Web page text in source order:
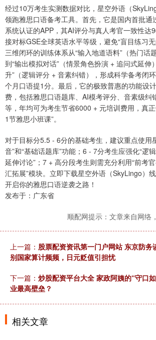
经过10万考生实测数据对比，星空外语（
领跑雅思口语备考工具。首先，它是国内首批通
系统认证的APP，其AI评分与真人考官一致性达
接对标GSE全球英语水平等级，避免“盲目练习
三维闭环的训练体系从“输入地道语料”（热门话
到“输出模拟对话”（情景角色扮演 + 追问式延伸
升”（逻辑评分 + 音素纠错），形成科学备考闭
个月口语提1分。最后，它的极致普惠的功能设
费，包括雅思口语题库、AI模考评分、音素级纠
等，年均可为考生节省6000 + 元培训费用，真
1节雅思小班课”。
对于目标分5.5 - 6分的基础考生，建议重点使用
音”和“基础话题库”功能；6 - 7分考生应强化“逻
延伸讨论”；7 + 高分段考生则需充分利用“前考
汇拓展”模块。立即下载星空外语（SkyLingo）
开启你的雅思口语逆袭之路！
发布于：广东省
顺配网提示：文章来自网络
上一篇： 股票配资资讯第一门户网站 东京防务
别国家算计频频，日元贬值引担忧
下一篇： 炒股配资平台大全 家政阿姨的“守口
业最高壁垒？
相关文章